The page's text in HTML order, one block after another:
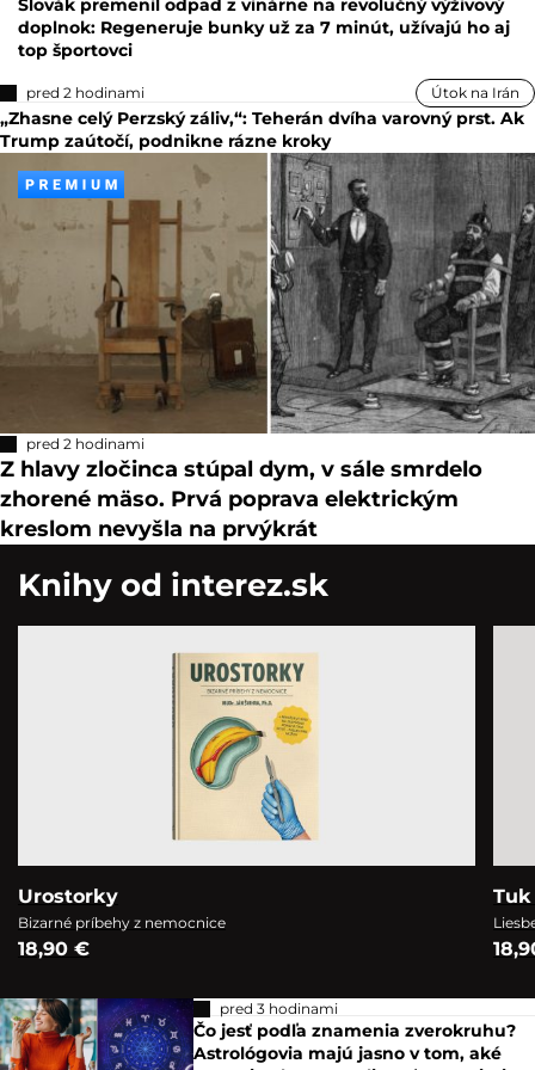
Slovák premenil odpad z vinárne na revolučný výživový
doplnok: Regeneruje bunky už za 7 minút, užívajú ho aj
top športovci
pred 2 hodinami Útok na Irán
„Zhasne celý Perzský záliv,“: Teherán dvíha varovný prst. Ak
Trump zaútočí, podnikne rázne kroky
Z hlavy zločinca stúpal dym, v sále smrdelo
zhorené mäso. Prvá poprava elektrickým
kreslom nevyšla na prvýkrát
Knihy od interez.sk